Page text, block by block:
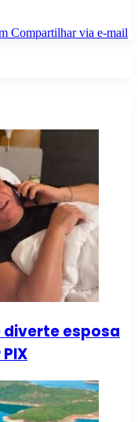
Compartilhar via e-mail
esposa